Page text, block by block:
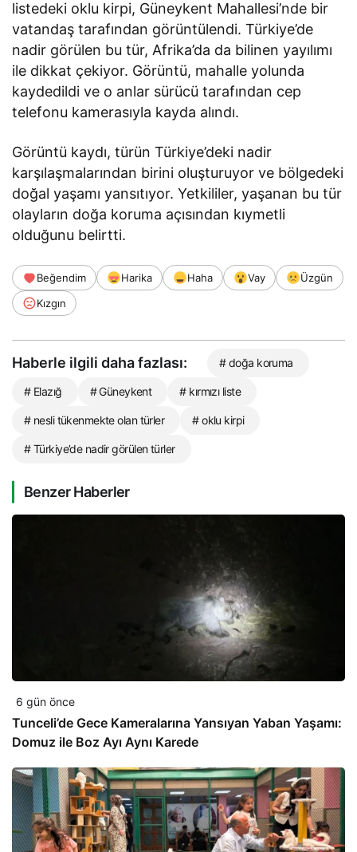
listedeki oklu kirpi, Güneykent Mahallesi’nde bir
vatandaş tarafından görüntülendi. Türkiye’de
nadir görülen bu tür, Afrika’da da bilinen yayılımı
ile dikkat çekiyor. Görüntü, mahalle yolunda
kaydedildi ve o anlar sürücü tarafından cep
telefonu kamerasıyla kayda alındı.
Görüntü kaydı, türün Türkiye’deki nadir
karşılaşmalarından birini oluşturuyor ve bölgedeki
doğal yaşamı yansıtıyor. Yetkililer, yaşanan bu tür
olayların doğa koruma açısından kıymetli
olduğunu belirtti.
Beğendim Harika Haha Vay
Üzgün
Kızgın
Haberle ilgili daha fazlası: # doğa koruma
# Elazığ # Güneykent # kırmızı liste
# nesli tükenmekte olan türler # oklu kirpi
# Türkiye’de nadir görülen türler
Benzer Haberler
6 gün önce
Tunceli’de Gece Kameralarına Yansıyan Yaban Yaşamı:
Domuz ile Boz Ayı Aynı Karede